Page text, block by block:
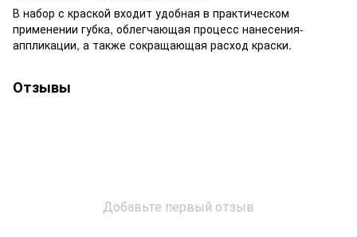
В набор с краской входит удобная в практическом
применении губка, облегчающая процесс нанесения-
аппликации, а также сокращающая расход краски.
Отзывы
Добавьте первый отзыв